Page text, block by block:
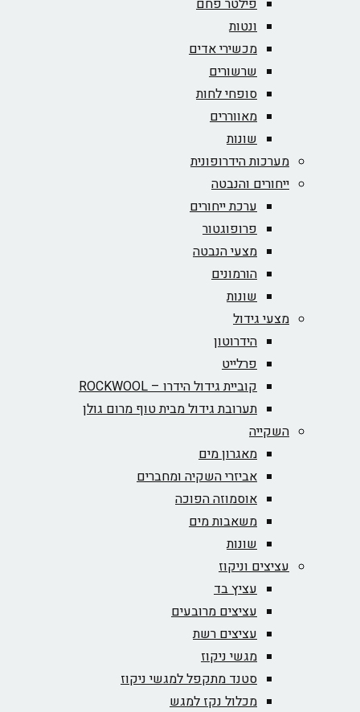
פילטר פחם
ונטות
מכשירי אדים
שרשורים
סופחי לחות
מאווררים
שונות
מערכות הידרופונית
ייחורים והנבטה
ערכת ייחורים
פרופוגטור
מצעי הנבטה
הורמונים
שונות
מצעי גידול
הידרוטון
פרלייט
קוביית גידול הידרו – ROCKWOOL‏
תערובת גידול מבית טוף מרום גולן
השקייה
מאגרון מים
אביזרי השקיה ומחברים
אוסמוזה הפוכה
משאבות מים
שונות
עציצים וניקוז
עציץ בד
עציצים מרובעים
עציצים רשת
מגשי ניקוז
סטנד מתקפל למגשי ניקוז
מכלול נקז למגש